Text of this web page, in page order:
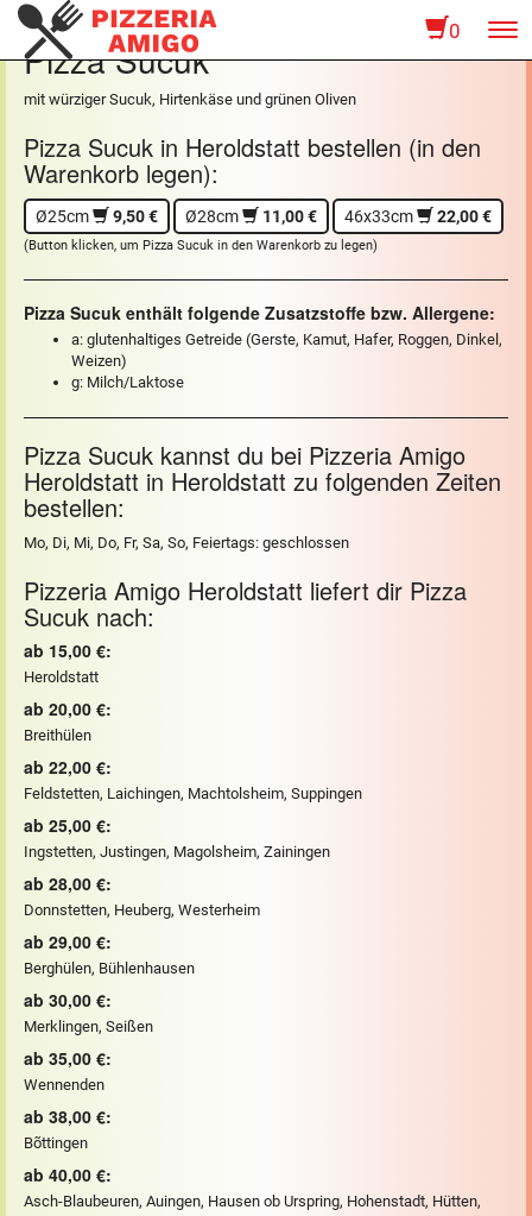
0
Pizza Sucuk
mit würziger Sucuk, Hirtenkäse und grünen Oliven
Pizza Sucuk in Heroldstatt bestellen (in den
Warenkorb legen):
Ø25cm 9,50 € Ø28cm 11,00 € 46x33cm 22,00 €
(Button klicken, um Pizza Sucuk in den Warenkorb zu legen)
Pizza Sucuk enthält folgende Zusatzstoffe bzw. Allergene:
a: glutenhaltiges Getreide (Gerste, Kamut, Hafer, Roggen, Dinkel,
Weizen)
g: Milch/Laktose
Pizza Sucuk kannst du bei Pizzeria Amigo
Heroldstatt in Heroldstatt zu folgenden Zeiten
bestellen:
Mo, Di, Mi, Do, Fr, Sa, So, Feiertags: geschlossen
Pizzeria Amigo Heroldstatt liefert dir Pizza
Sucuk nach:
ab 15,00 €:
Heroldstatt
ab 20,00 €:
Breithülen
ab 22,00 €:
Feldstetten, Laichingen, Machtolsheim, Suppingen
ab 25,00 €:
Ingstetten, Justingen, Magolsheim, Zainingen
ab 28,00 €:
Donnstetten, Heuberg, Westerheim
ab 29,00 €:
Berghülen, Bühlenhausen
ab 30,00 €:
Merklingen, Seißen
ab 35,00 €:
Wennenden
ab 38,00 €:
Bõttingen
ab 40,00 €:
Asch-Blaubeuren, Auingen, Hausen ob Urspring, Hohenstadt, Hütten,